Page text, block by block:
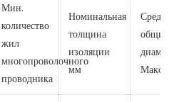
Мин.
количество
жил
многопроволочного
проводника
Номинальная
толщина
изоляции
мм
Средний
общий
диаметр
Макс. мм